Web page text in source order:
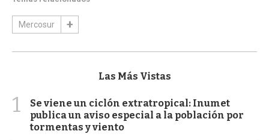
Mercosur
Las Más Vistas
1
Se viene un ciclón extratropical: Inumet
publica un aviso especial a la población por
tormentas y viento